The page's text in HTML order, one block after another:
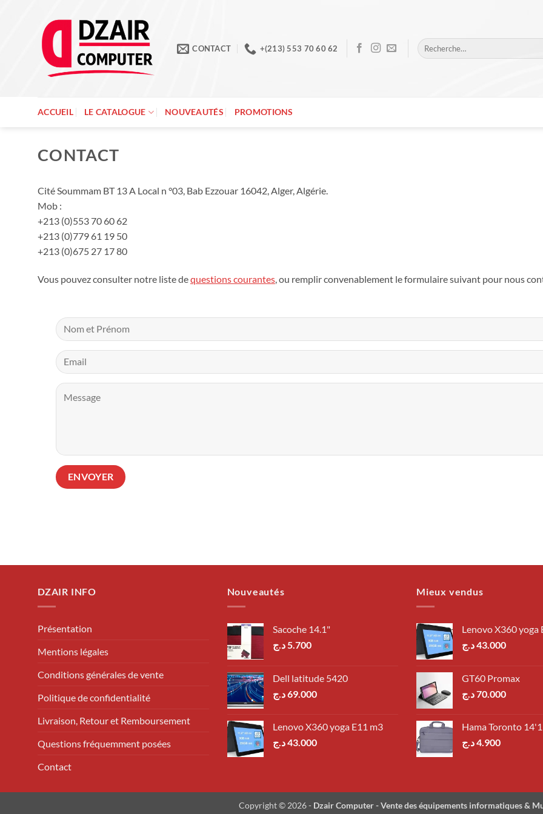
CONTACT +(213) 553 70 60 62
Recherche
pour :
ACCUEIL LE CATALOGUE NOUVEAUTÉS PROMOTIONS
CONTACT
Cité Soummam BT 13 A Local n °03, Bab Ezzouar 16042, Alger, Algérie.
Mob :
+213 (0)553 70 60 62
+213 (0)779 61 19 50
+213 (0)675 27 17 80
Vous pouvez consulter notre liste dequestions courantes , ou remplir convenablement le formulaire suivant pour nous
DZAIR INFO
Présentation
Mentions légales
Conditions générales de vente
Politique de confidentialité
Livraison, Retour et Remboursement
Questions fréquemment posées
Contact
Nouveautés
Sacoche 14.1"
5.700د.ج
Dell latitude 5420
69.000د.ج
Lenovo X360 yoga E11 m3
43.000د.ج
Mieux vendus
Lenovo X360 yoga
43.000د.ج
GT60 Promax
70.000د.ج
Hama Toronto 14'1
4.900د.ج
Copyright © 2026 - Dzair Computer - Vente des équipements informatiques &